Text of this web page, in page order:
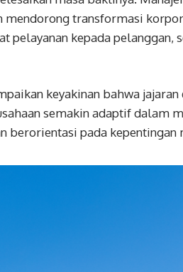
mendorong transformasi
pelayanan kepada pelanggan,
keyakinan bahwa
semakin adaptif dalam
berorientasi pada kepentingan